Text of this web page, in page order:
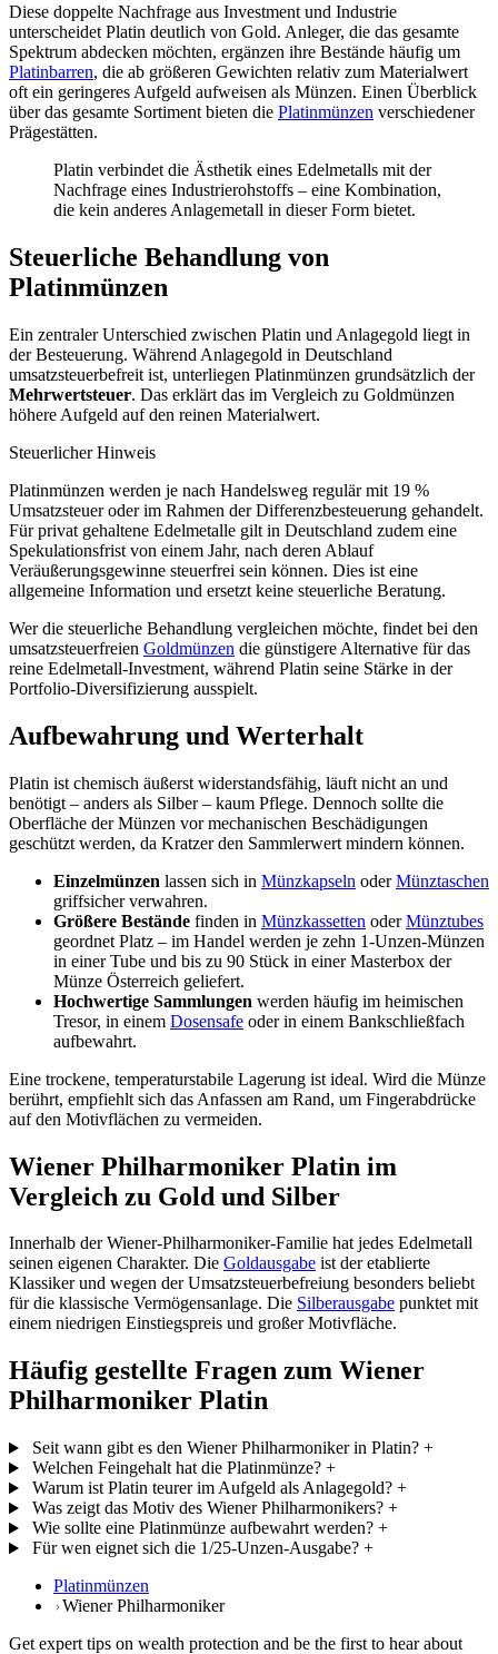
Diese doppelte Nachfrage aus Investment und Industrie
unterscheidet Platin deutlich von Gold. Anleger, die das gesamte
Spektrum abdecken möchten, ergänzen ihre Bestände häufig um
Platinbarren, die ab größeren Gewichten relativ zum Materialwert
oft ein geringeres Aufgeld aufweisen als Münzen. Einen Überblick
über das gesamte Sortiment bieten die Platinmünzen verschiedener
Prägestätten.
Platin verbindet die Ästhetik eines Edelmetalls mit der
Nachfrage eines Industrierohstoffs – eine Kombination,
die kein anderes Anlagemetall in dieser Form bietet.
Steuerliche Behandlung von
Platinmünzen
Ein zentraler Unterschied zwischen Platin und Anlagegold liegt in
der Besteuerung. Während Anlagegold in Deutschland
umsatzsteuerbefreit ist, unterliegen Platinmünzen grundsätzlich der
Mehrwertsteuer. Das erklärt das im Vergleich zu Goldmünzen
höhere Aufgeld auf den reinen Materialwert.
Steuerlicher Hinweis
Platinmünzen werden je nach Handelsweg regulär mit 19 %
Umsatzsteuer oder im Rahmen der Differenzbesteuerung gehandelt.
Für privat gehaltene Edelmetalle gilt in Deutschland zudem eine
Spekulationsfrist von einem Jahr, nach deren Ablauf
Veräußerungsgewinne steuerfrei sein können. Dies ist eine
allgemeine Information und ersetzt keine steuerliche Beratung.
Wer die steuerliche Behandlung vergleichen möchte, findet bei den
umsatzsteuerfreien Goldmünzen die günstigere Alternative für das
reine Edelmetall-Investment, während Platin seine Stärke in der
Portfolio-Diversifizierung ausspielt.
Aufbewahrung und Werterhalt
Platin ist chemisch äußerst widerstandsfähig, läuft nicht an und
benötigt – anders als Silber – kaum Pflege. Dennoch sollte die
Oberfläche der Münzen vor mechanischen Beschädigungen
geschützt werden, da Kratzer den Sammlerwert mindern können.
Einzelmünzen lassen sich in Münzkapseln oderMünztaschen
griffsicher verwahren.
Größere Bestände finden in Münzkassetten oderMünztubes
geordnet Platz – im Handel werden je zehn 1-Unzen-Münzen
in einer Tube und bis zu 90 Stück in einer Masterbox der
Münze Österreich geliefert.
Hochwertige Sammlungen werden häufig im heimischen
Tresor, in einem Dosensafe oder in einem Bankschließfach
aufbewahrt.
Eine trockene, temperaturstabile Lagerung ist ideal. Wird die Münze
berührt, empfiehlt sich das Anfassen am Rand, um Fingerabdrücke
auf den Motivflächen zu vermeiden.
Wiener Philharmoniker Platin im
Vergleich zu Gold und Silber
Innerhalb der Wiener-Philharmoniker-Familie hat jedes Edelmetall
seinen eigenen Charakter. Die Goldausgabe ist der etablierte
Klassiker und wegen der Umsatzsteuerbefreiung besonders beliebt
für die klassische Vermögensanlage. Die Silberausgabe punktet mit
einem niedrigen Einstiegspreis und großer Motivfläche.
Häufig gestellte Fragen zum Wiener
Philharmoniker Platin
Seit wann gibt es den Wiener Philharmoniker in Platin? +
Welchen Feingehalt hat die Platinmünze? +
Warum ist Platin teurer im Aufgeld als Anlagegold? +
Was zeigt das Motiv des Wiener Philharmonikers? +
Wie sollte eine Platinmünze aufbewahrt werden? +
Für wen eignet sich die 1/25-Unzen-Ausgabe? +
Platinmünzen
Wiener Philharmoniker
Get expert tips on wealth protection and be the first to hear about